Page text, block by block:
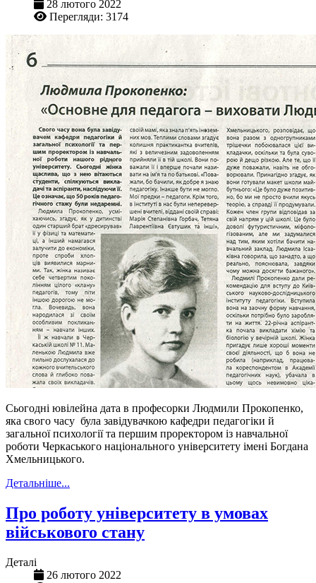
28 лютого 2022
Перегляди: 3174
Сьогодні ювілейна дата в професорки Людмили Прокопенко,
яка свого часу була завідувачкою кафедри педагогіки й
загальної психології та першим проректором із навчальної
роботи Черкаського національного університету імені Богдана
Хмельницького.
Детальніше...
Про роботу університету в умовах
військового стану
Деталі
26 лютого 2022